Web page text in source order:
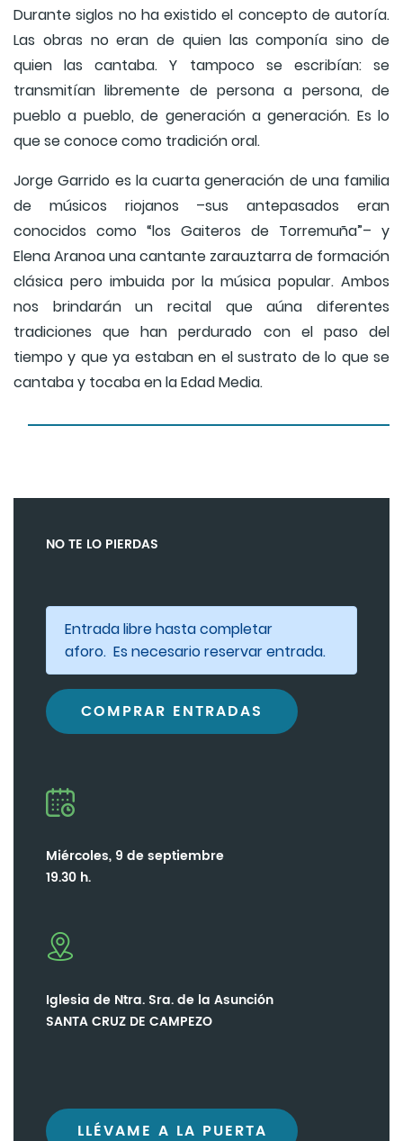
Durante siglos no ha existido el concepto de autoría.
Las obras no eran de quien las componía sino de
quien las cantaba. Y tampoco se escribían: se
transmitían libremente de persona a persona, de
pueblo a pueblo, de generación a generación. Es lo
que se conoce como tradición oral.
Jorge Garrido es la cuarta generación de una familia
de músicos riojanos –sus antepasados eran
conocidos como “los Gaiteros de Torremuña”– y
Elena Aranoa una cantante zarauztarra de formación
clásica pero imbuida por la música popular. Ambos
nos brindarán un recital que aúna diferentes
tradiciones que han perdurado con el paso del
tiempo y que ya estaban en el sustrato de lo que se
cantaba y tocaba en la Edad Media.
NO TE LO PIERDAS
Entrada libre hasta completar
aforo. Es necesario reservar entrada.
COMPRAR ENTRADAS
Miércoles, 9 de septiembre
19.30 h.
Iglesia de Ntra. Sra. de la Asunción
SANTA CRUZ DE CAMPEZO
LLÉVAME A LA PUERTA